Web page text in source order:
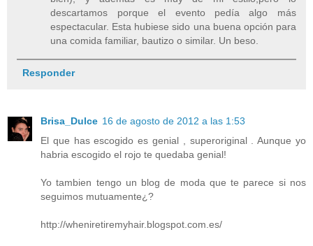
descartamos porque el evento pedía algo más
espectacular. Esta hubiese sido una buena opción para
una comida familiar, bautizo o similar. Un beso.
Responder
Brisa_Dulce 16 de agosto de 2012 a las 1:53
El que has escogido es genial , superoriginal . Aunque yo
habria escogido el rojo te quedaba genial!
Yo tambien tengo un blog de moda que te parece si nos
seguimos mutuamente¿?
http://wheniretiremyhair.blogspot.com.es/